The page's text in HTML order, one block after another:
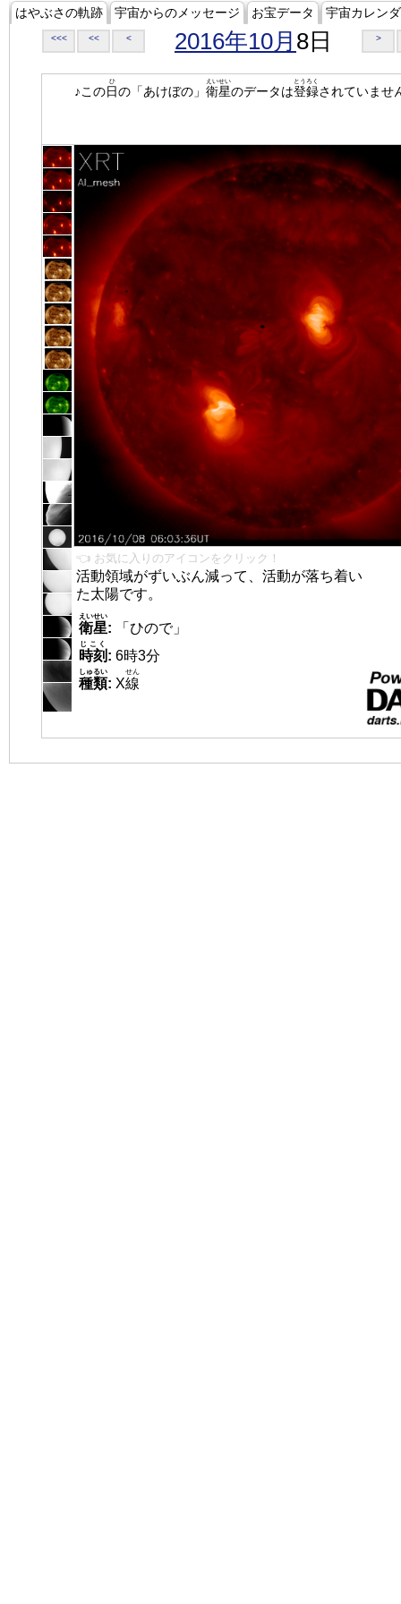
はやぶさの軌跡 宇宙からのメッセージ お宝データ 宇宙カレン
<<< << < 2016年10月 8日 >
♪この日
ひ
の「あけぼの」 衛星
えいせい
のデータは登録
とうろく
されていませ
👈 お気に入りのアイコンをクリック！
活動領域がずいぶん減って、活動が落ち着い
た太陽です。
衛星
えいせい
:
「ひので」
時刻
じこく
: 6時3分
種類
しゅるい
: X線
せん